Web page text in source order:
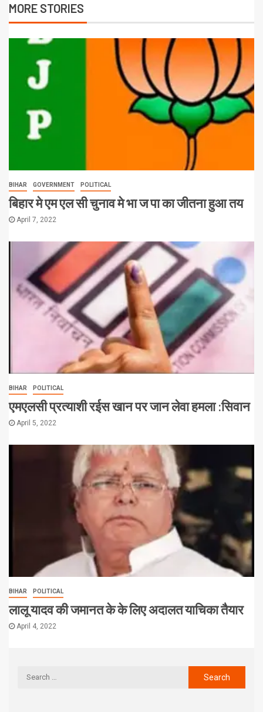
MORE STORIES
BIHAR GOVERNMENT POLITICAL
बिहार मे एम एल सी चुनाव मे भा ज पा का जीतना हुआ तय
April 7, 2022
BIHAR POLITICAL
एमएलसी प्रत्याशी रईस खान पर जान लेवा हमला :सिवान
April 5, 2022
BIHAR POLITICAL
लालू यादव की जमानत के के लिए अदालत याचिका तैयार
April 4, 2022